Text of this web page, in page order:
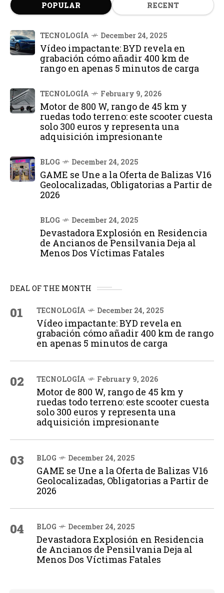
POPULAR RECENT
TECNOLOGÍA December 24, 2025
Vídeo impactante: BYD revela en
grabación cómo añadir 400 km de
rango en apenas 5 minutos de carga
TECNOLOGÍA February 9, 2026
Motor de 800 W, rango de 45 km y
ruedas todo terreno: este scooter cuesta
solo 300 euros y representa una
adquisición impresionante
BLOG December 24, 2025
GAME se Une a la Oferta de Balizas V16
Geolocalizadas, Obligatorias a Partir de
2026
BLOG December 24, 2025
Devastadora Explosión en Residencia
de Ancianos de Pensilvania Deja al
Menos Dos Víctimas Fatales
DEAL OF THE MONTH
01 TECNOLOGÍA December 24, 2025
Vídeo impactante: BYD revela en
grabación cómo añadir 400 km de rango
en apenas 5 minutos de carga
02 TECNOLOGÍA February 9, 2026
Motor de 800 W, rango de 45 km y
ruedas todo terreno: este scooter cuesta
solo 300 euros y representa una
adquisición impresionante
03 BLOG December 24, 2025
GAME se Une a la Oferta de Balizas V16
Geolocalizadas, Obligatorias a Partir de
2026
04 BLOG December 24, 2025
Devastadora Explosión en Residencia
de Ancianos de Pensilvania Deja al
Menos Dos Víctimas Fatales